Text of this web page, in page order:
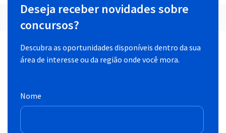
Deseja receber novidades sobre
concursos?
Descubra as oportunidades disponíveis dentro da sua
área de interesse ou da região onde você mora.
Nome